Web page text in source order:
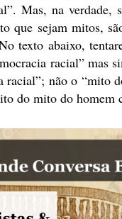
Mas, na verdade,
que sejam mitos,
texto abaixo,
racial” mas
racial”; não o “mito
do mito do homem